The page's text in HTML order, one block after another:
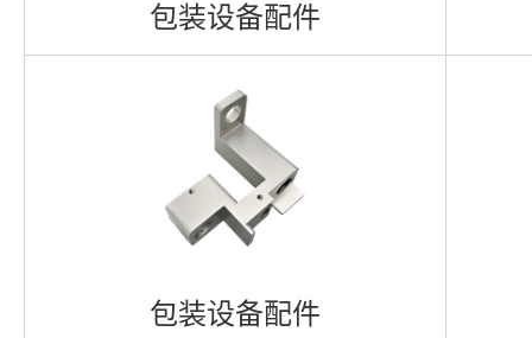
医疗检测设备配件
医疗检测设备配件